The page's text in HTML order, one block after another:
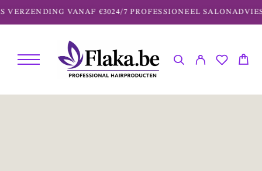
VANAF €3024/7 PROFESSIONEEL SALONADVIES